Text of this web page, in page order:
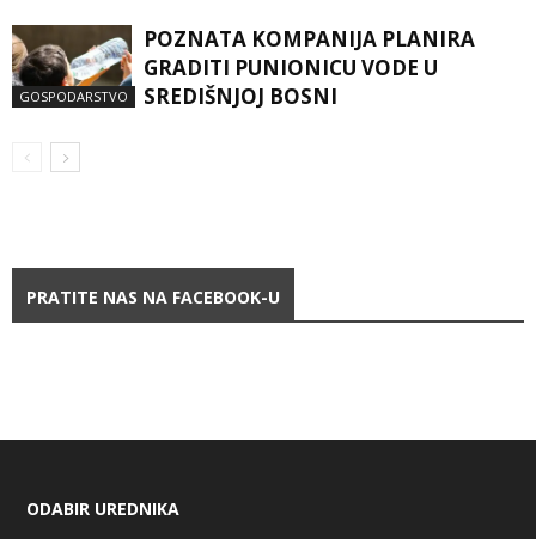
GOSPODARSTVO
POZNATA KOMPANIJA PLANIRA
GRADITI PUNIONICU VODE U
SREDIŠNJOJ BOSNI
PRATITE NAS NA FACEBOOK-U
ODABIR UREDNIKA